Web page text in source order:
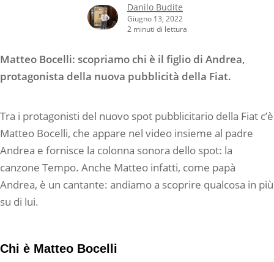
Danilo Budite
Giugno 13, 2022
2 minuti di lettura
Matteo Bocelli: scopriamo chi è il figlio di Andrea,
protagonista della nuova pubblicità della Fiat.
Tra i protagonisti del nuovo spot pubblicitario della Fiat c’è
Matteo Bocelli, che appare nel video insieme al padre
Andrea e fornisce la colonna sonora dello spot: la
canzone Tempo. Anche Matteo infatti, come papà
Andrea, è un cantante: andiamo a scoprire qualcosa in più
su di lui.
Chi è Matteo Bocelli